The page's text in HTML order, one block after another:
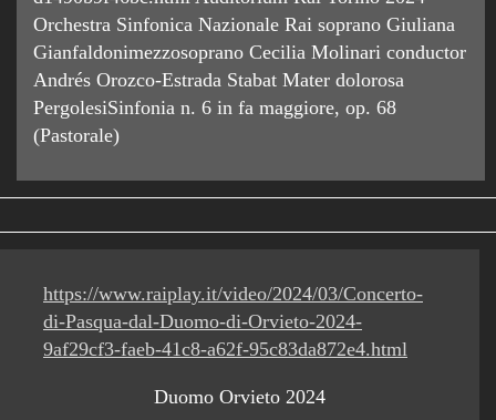
Orchestra Sinfonica Nazionale Rai soprano Giuliana
Gianfaldonimezzosoprano Cecilia Molinari conductor
Andrés Orozco-Estrada Stabat Mater dolorosa
PergolesiSinfonia n. 6 in fa maggiore, op. 68
(Pastorale)
https://www.raiplay.it/video/2024/03/Concerto-
di-Pasqua-dal-Duomo-di-Orvieto-2024-
9af29cf3-faeb-41c8-a62f-95c83da872e4.html
Duomo Orvieto 2024